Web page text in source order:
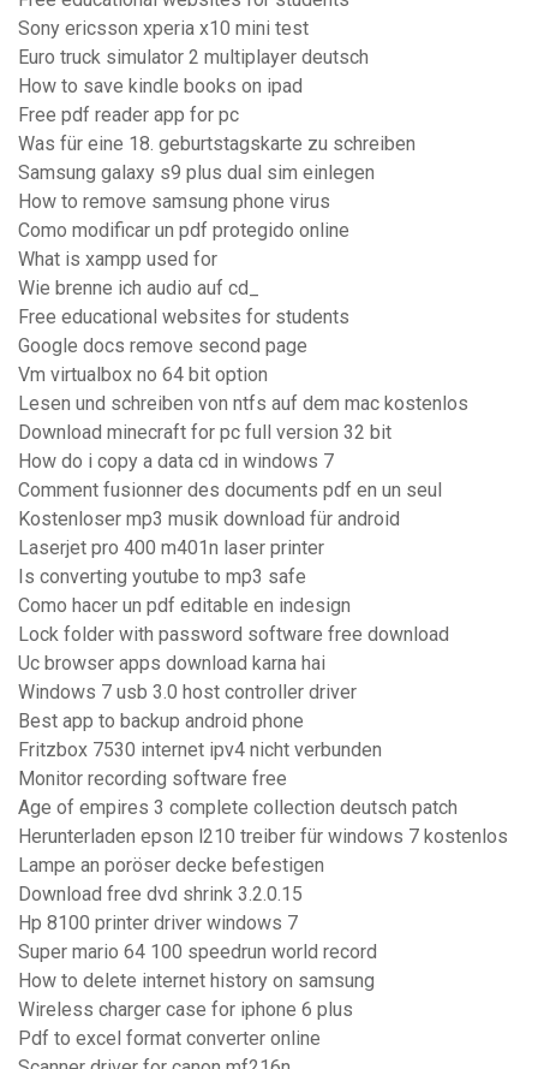
Sony ericsson xperia x10 mini test
Euro truck simulator 2 multiplayer deutsch
How to save kindle books on ipad
Free pdf reader app for pc
Was für eine 18. geburtstagskarte zu schreiben
Samsung galaxy s9 plus dual sim einlegen
How to remove samsung phone virus
Como modificar un pdf protegido online
What is xampp used for
Wie brenne ich audio auf cd_
Free educational websites for students
Google docs remove second page
Vm virtualbox no 64 bit option
Lesen und schreiben von ntfs auf dem mac kostenlos
Download minecraft for pc full version 32 bit
How do i copy a data cd in windows 7
Comment fusionner des documents pdf en un seul
Kostenloser mp3 musik download für android
Laserjet pro 400 m401n laser printer
Is converting youtube to mp3 safe
Como hacer un pdf editable en indesign
Lock folder with password software free download
Uc browser apps download karna hai
Windows 7 usb 3.0 host controller driver
Best app to backup android phone
Fritzbox 7530 internet ipv4 nicht verbunden
Monitor recording software free
Age of empires 3 complete collection deutsch patch
Herunterladen epson l210 treiber für windows 7 kostenlos
Lampe an poröser decke befestigen
Download free dvd shrink 3.2.0.15
Hp 8100 printer driver windows 7
Super mario 64 100 speedrun world record
How to delete internet history on samsung
Wireless charger case for iphone 6 plus
Pdf to excel format converter online